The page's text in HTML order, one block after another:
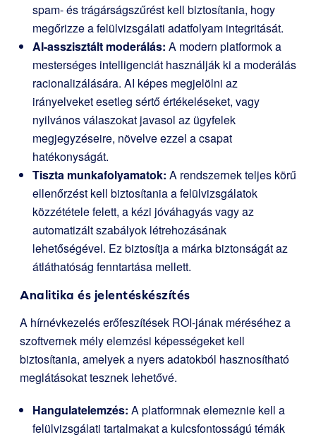
spam- és trágárságszűrést kell biztosítania, hogy
megőrizze a felülvizsgálati adatfolyam integritását.
AI-asszisztált moderálás: A modern platformok a
mesterséges intelligenciát használják ki a moderálás
racionalizálására. AI képes megjelölni az
irányelveket esetleg sértő értékeléseket, vagy
nyilvános válaszokat javasol az ügyfelek
megjegyzéseire, növelve ezzel a csapat
hatékonyságát.
Tiszta munkafolyamatok: A rendszernek teljes körű
ellenőrzést kell biztosítania a felülvizsgálatok
közzététele felett, a kézi jóváhagyás vagy az
automatizált szabályok létrehozásának
lehetőségével. Ez biztosítja a márka biztonságát az
átláthatóság fenntartása mellett.
Analitika és jelentéskészítés
A hírnévkezelés erőfeszítések ROI-jának méréséhez a
szoftvernek mély elemzési képességeket kell
biztosítania, amelyek a nyers adatokból hasznosítható
meglátásokat tesznek lehetővé.
Hangulatelemzés: A platformnak elemeznie kell a
felülvizsgálati tartalmakat a kulcsfontosságú témák